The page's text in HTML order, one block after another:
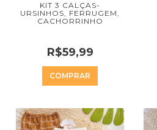
KIT 3 CALÇAS-
URSINHOS, FERRUGEM,
CACHORRINHO
R$59,99
COMPRAR